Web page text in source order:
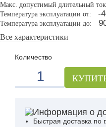
Макс. допустимый длительный
Температура эксплуатации от: -
Температура эксплуатации до:
Все характеристики
Количество
Быстрая доставка по